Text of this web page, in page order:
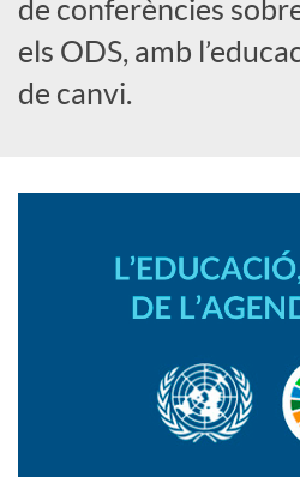
a
de conferències
els ODS, amb
de canvi.